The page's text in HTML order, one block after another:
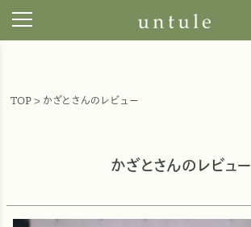
TOP かざとさんのレビュー
かざとさんのレビュー